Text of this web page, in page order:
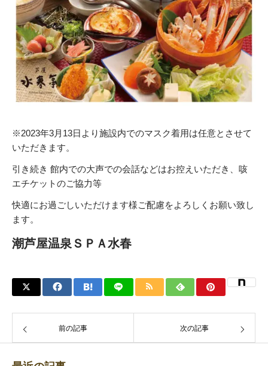
※2023年3月13日より施設内でのマスク着用は任意とさせて
いただきます。
引き続き 館内での大声での会話などはお控えいただき、咳
エチケットのご協力等
快適にお過ごしいただけます様ご配慮をよろしくお願い致し
ます。
潮芦屋温泉ＳＰＡ水春
前の記事 次の記事